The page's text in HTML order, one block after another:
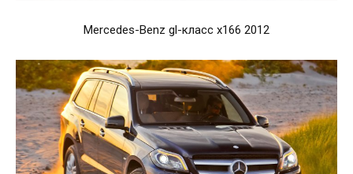
Mercedes-Benz gl-класс x166 2012